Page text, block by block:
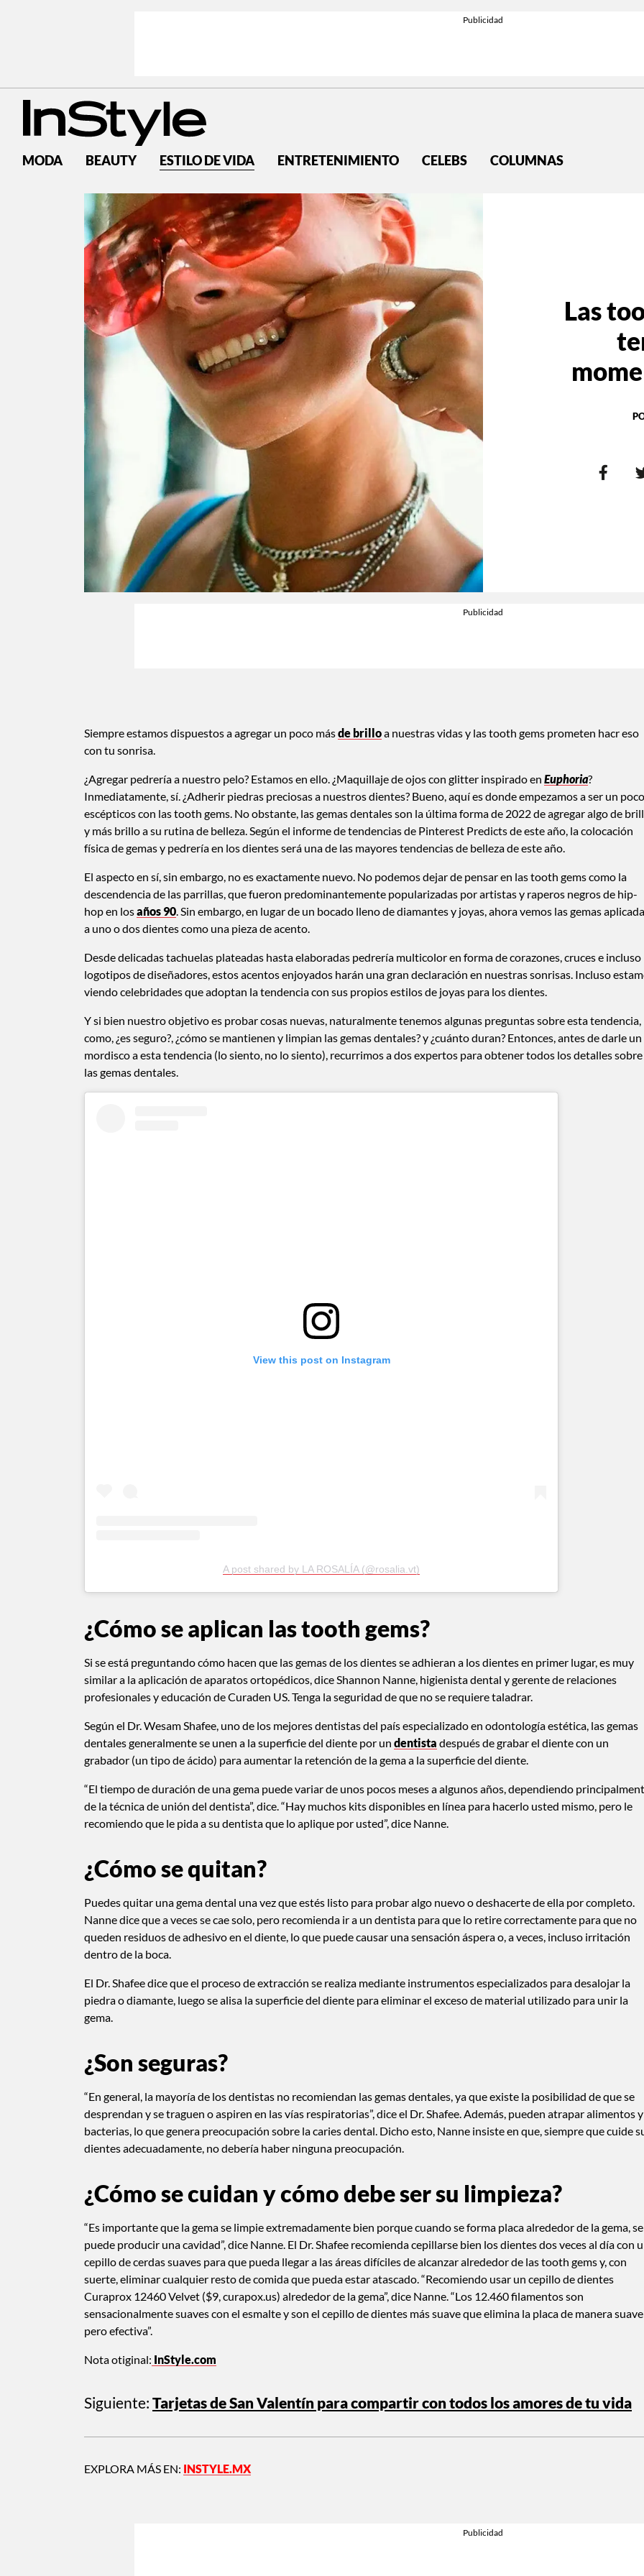
MODA BEAUTY ESTILO DE VIDA ENTRETENIMIENTO CELEBS COLUMNAS
Las
Siempre estamos dispuestos a agregar un poco másde brilloa nuestras vidas y las tooth gems prometen hacr eso
con tu sonrisa.
¿Agregar pedrería a nuestro pelo? Estamos en ello. ¿Maquillaje de ojos con glitter inspirado en Euphoria?
Inmediatamente, sí. ¿Adherir piedras preciosas a nuestros dientes? Bueno, aquí es donde empezamos a ser un poco
escépticos con las tooth gems. No obstante, las gemas dentales son la última forma de 2022 de agregar algo de
y más brillo a su rutina de belleza. Según el informe de tendencias de Pinterest Predicts de este año, la colocación
física de gemas y pedrería en los dientes será una de las mayores tendencias de belleza de este año.
El aspecto en sí, sin embargo, no es exactamente nuevo. No podemos dejar de pensar en las tooth gems como la
descendencia de las parrillas, que fueron predominantemente popularizadas por artistas y raperos negros de hip-
hop en losaños 90 . Sin embargo, en lugar de un bocado lleno de diamantes y joyas, ahora vemos las gemas
a uno o dos dientes como una pieza de acento.
Desde delicadas tachuelas plateadas hasta elaboradas pedrería multicolor en forma de corazones, cruces e incluso
logotipos de diseñadores, estos acentos enjoyados harán una gran declaración en nuestras sonrisas. Incluso
viendo celebridades que adoptan la tendencia con sus propios estilos de joyas para los dientes.
Y si bien nuestro objetivo es probar cosas nuevas, naturalmente tenemos algunas preguntas sobre esta tendencia,
como, ¿es seguro?, ¿cómo se mantienen y limpian las gemas dentales? y ¿cuánto duran? Entonces, antes de darle un
mordisco a esta tendencia (lo siento, no lo siento), recurrimos a dos expertos para obtener todos los detalles sobre
las gemas dentales.
View this post on Instagram
A post shared by LA ROSALÍA (@rosalia.vt)
¿Cómo se aplican las tooth gems?
Si se está preguntando cómo hacen que las gemas de los dientes se adhieran a los dientes en primer lugar, es muy
similar a la aplicación de aparatos ortopédicos, dice Shannon Nanne, higienista dental y gerente de relaciones
profesionales y educación de Curaden US. Tenga la seguridad de que no se requiere taladrar.
Según el Dr. Wesam Shafee, uno de los mejores dentistas del país especializado en odontología estética, las gemas
dentales generalmente se unen a la superficie del diente por un dentista después de grabar el diente con un
grabador (un tipo de ácido) para aumentar la retención de la gema a la superficie del diente.
“El tiempo de duración de una gema puede variar de unos pocos meses a algunos años, dependiendo
de la técnica de unión del dentista”, dice. “Hay muchos kits disponibles en línea para hacerlo usted mismo, pero le
recomiendo que le pida a su dentista que lo aplique por usted”, dice Nanne.
¿Cómo se quitan?
Puedes quitar una gema dental una vez que estés listo para probar algo nuevo o deshacerte de ella por completo.
Nanne dice que a veces se cae solo, pero recomienda ir a un dentista para que lo retire correctamente para que no
queden residuos de adhesivo en el diente, lo que puede causar una sensación áspera o, a veces, incluso irritación
dentro de la boca.
El Dr. Shafee dice que el proceso de extracción se realiza mediante instrumentos especializados para desalojar la
piedra o diamante, luego se alisa la superficie del diente para eliminar el exceso de material utilizado para unir la
gema.
¿Son seguras?
“En general, la mayoría de los dentistas no recomiendan las gemas dentales, ya que existe la posibilidad de que se
desprendan y se traguen o aspiren en las vías respiratorias”, dice el Dr. Shafee. Además, pueden atrapar alimentos y
bacterias, lo que genera preocupación sobre la caries dental. Dicho esto, Nanne insiste en que, siempre que cuide
dientes adecuadamente, no debería haber ninguna preocupación.
¿Cómo se cuidan y cómo debe ser su limpieza?
“Es importante que la gema se limpie extremadamente bien porque cuando se forma placa alrededor de la gema, se
puede producir una cavidad”, dice Nanne. El Dr. Shafee recomienda cepillarse bien los dientes dos veces al día con
cepillo de cerdas suaves para que pueda llegar a las áreas difíciles de alcanzar alrededor de las tooth gems y, con
suerte, eliminar cualquier resto de comida que pueda estar atascado. “Recomiendo usar un cepillo de dientes
Curaprox 12460 Velvet ($9, curapox.us) alrededor de la gema”, dice Nanne. “Los 12.460 filamentos son
sensacionalmente suaves con el esmalte y son el cepillo de dientes más suave que elimina la placa de manera suave
pero efectiva”.
Nota otiginal: InStyle.com
Siguiente: Tarjetas de San Valentín para compartir con todos los amores de tu vida
EXPLORA MÁS EN: INSTYLE.MX